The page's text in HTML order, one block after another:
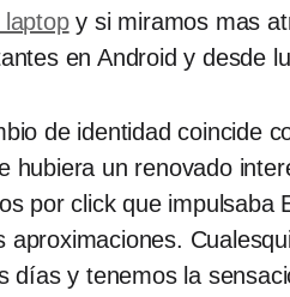
laptopy si miramos mas
en Android y desde
de identidad coincide
hubiera un renovado
por click que impulsaba
aproximaciones.
días y tenemos la